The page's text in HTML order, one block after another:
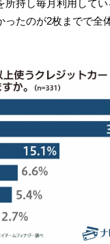
所持し毎月利用して
ったのが2枚までで全